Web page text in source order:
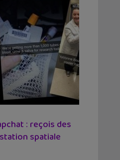
: reçois des
spatiale